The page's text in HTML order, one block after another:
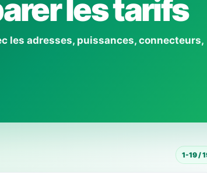
les tarifs
les adresses, puissances, connecteurs,
1-19 /